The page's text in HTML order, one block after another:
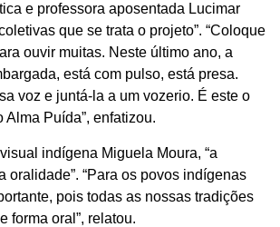
e professora aposentada Lucimar
que se trata o projeto”. “Coloque
ouvir muitas. Neste último ano, a
está com pulso, está presa.
voz e juntá-la a um vozerio. É este o
Puída”, enfatizou.
indígena Miguela Moura, “a
oralidade”. “Para os povos indígenas
pois todas as nossas tradições
forma oral”, relatou.